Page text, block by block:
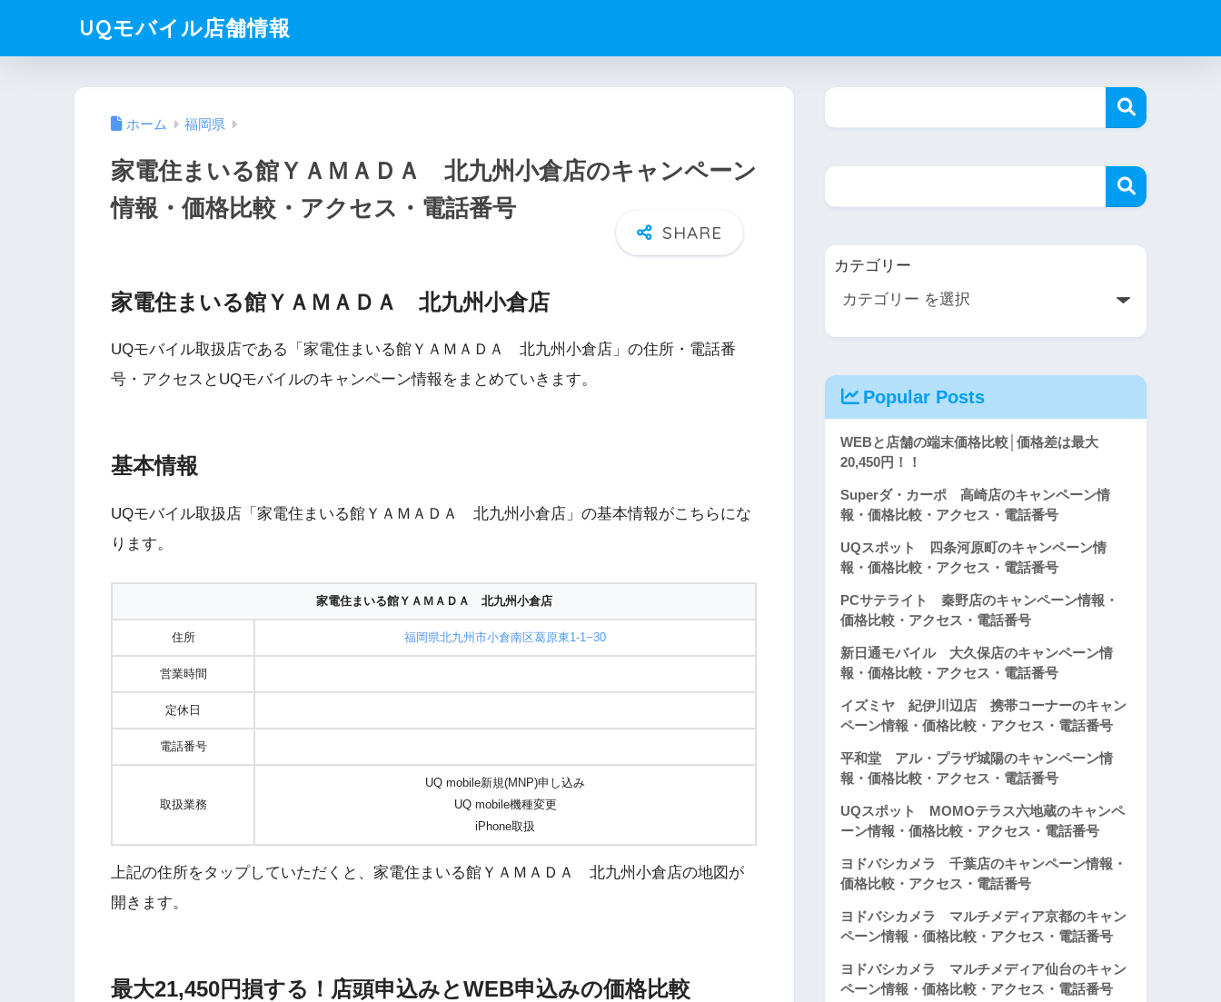
UQモバイル店舗情報
ホーム 福岡県
家電住まいる館ＹＡＭＡＤＡ 北九州小倉店のキャンペーン
情報・価格比較・アクセス・電話番号
家電住まいる館ＹＡＭＡＤＡ 北九州小倉店
UQモバイル取扱店である「家電住まいる館ＹＡＭＡＤＡ 北九州小倉店」の住所・電話番
号・アクセスとUQモバイルのキャンペーン情報をまとめていきます。
基本情報
UQモバイル取扱店「家電住まいる館ＹＡＭＡＤＡ 北九州小倉店」の基本情報がこちらにな
ります。
家電住まいる館ＹＡＭＡＤＡ 北九州小倉店
住所 福岡県北九州市小倉南区葛原東1-1−30
営業時間
定休日
電話番号
取扱業務
UQ mobile新規(MNP)申し込み
UQ mobile機種変更
iPhone取扱
上記の住所をタップしていただくと、家電住まいる館ＹＡＭＡＤＡ 北九州小倉店の地図が
開きます。
最大21,450円損する！店頭申込みとWEB申込みの価格比較
カテゴリー
Popular Posts
WEBと店舗の端末価格比較│価格差は最大
20,450円！！
Superダ・カーポ 高崎店のキャンペーン情
報・価格比較・アクセス・電話番号
UQスポット 四条河原町のキャンペーン情
報・価格比較・アクセス・電話番号
PCサテライト 秦野店のキャンペーン情報・
価格比較・アクセス・電話番号
新日通モバイル 大久保店のキャンペーン情
報・価格比較・アクセス・電話番号
イズミヤ 紀伊川辺店 携帯コーナーのキャン
ペーン情報・価格比較・アクセス・電話番号
平和堂 アル・プラザ城陽のキャンペーン情
報・価格比較・アクセス・電話番号
UQスポット MOMOテラス六地蔵のキャンペ
ーン情報・価格比較・アクセス・電話番号
ヨドバシカメラ 千葉店のキャンペーン情報・
価格比較・アクセス・電話番号
ヨドバシカメラ マルチメディア京都のキャン
ペーン情報・価格比較・アクセス・電話番号
ヨドバシカメラ マルチメディア仙台のキャン
ペーン情報・価格比較・アクセス・電話番号